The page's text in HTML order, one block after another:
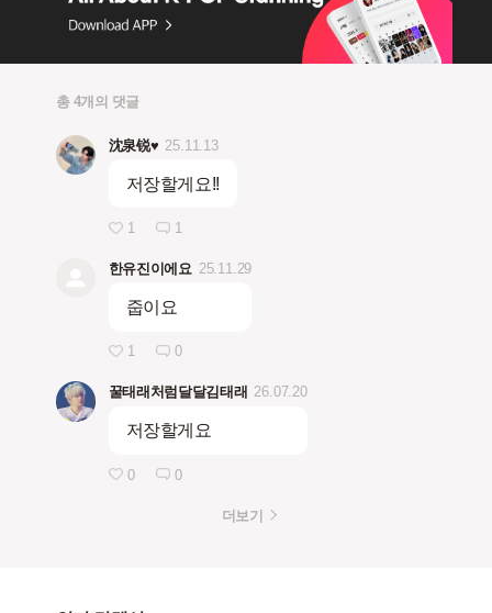
총 4개의 댓글
沈泉锐♥︎ 25.11.13
저장할게요!!
1 1
한유진이에요 25.11.29
줍이요
1 0
꿀태래처럼달달김태래 26.07.20
저장할게요
0 0
더보기